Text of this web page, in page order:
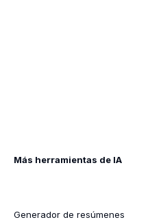
Más herramientas de IA
Generador de resúmenes